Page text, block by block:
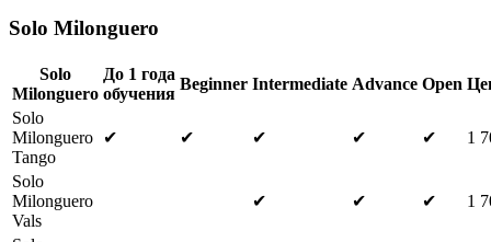
Solo Milonguero
Solo
Milonguero
До 1 года
обучения
Beginner Intermediate Advance Open
Solo
Milonguero
Tango
✔ ✔ ✔ ✔ ✔ 1
Solo
Milonguero
Vals
✔ ✔ ✔ 1